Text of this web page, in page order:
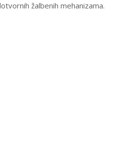
žalbenih mehanizama.